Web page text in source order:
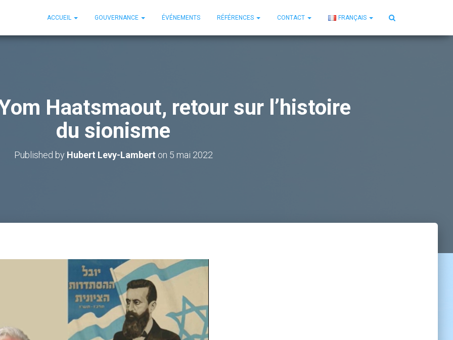
ACCUEIL GOUVERNANCE ÉVÉNEMENTS RÉFÉRENCES CONTACT FRANÇAIS
Haatsmaout, retour sur l’histoire
du sionisme
Published by Hubert Levy-Lambert on 5 mai 2022